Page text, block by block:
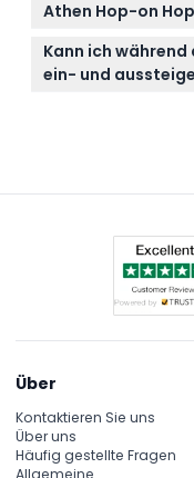
genießen.
Ihre Pläne vor der
Athen Hop-on
Sie genießen
der die
erweckt, während
Kann ich
ein- und
Über
Kontaktieren Sie uns
Über uns
Häufig gestellte Fragen
Allgemeine